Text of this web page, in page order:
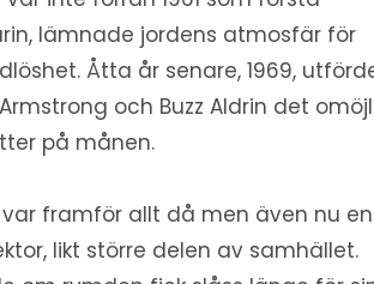
lämnade jordens atmosfär för
Åtta år senare, 1969,
och Buzz Aldrin det
på månen.
framför allt då men även nu en
likt större delen av samhället.